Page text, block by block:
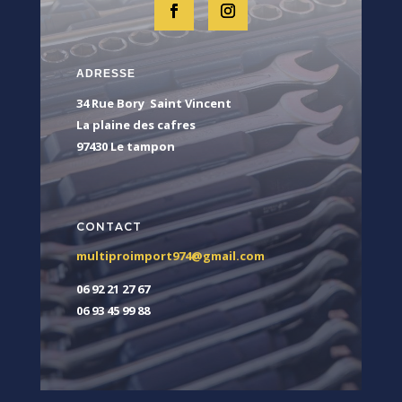
ADRESSE
34 Rue Bory Saint Vincent
La plaine des cafres
97430 Le tampon
CONTACT
multiproimport974@gmail.com
06 92 21 27 67
06 93 45 99 88